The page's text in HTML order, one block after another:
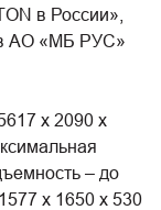
в России»,
в АО «МБ РУС»
х 2090 х
– до
х 1650 х 530